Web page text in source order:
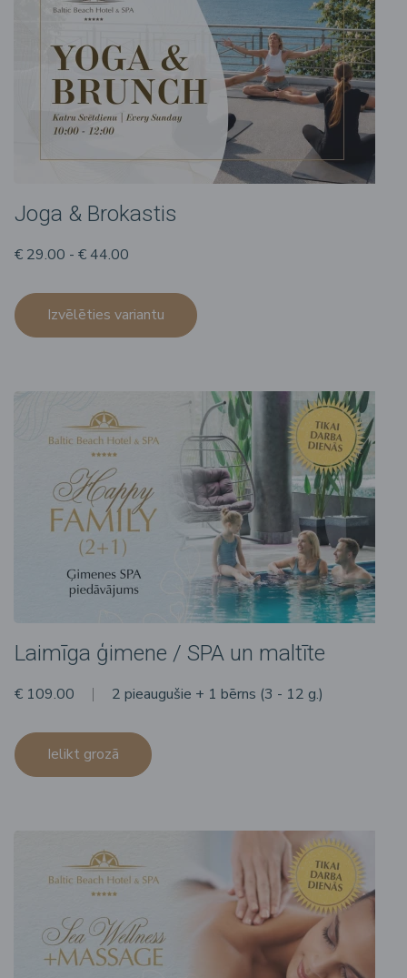
Joga & Brokastis
€ 29.00 - € 44.00
Izvēlēties variantu
Laimīga ģimene / SPA un maltīte
€ 109.00 2 pieaugušie + 1 bērns (3 - 12 g.)
Ielikt grozā